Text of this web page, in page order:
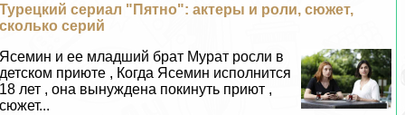
Турецкий сериал "Пятно": актеры и роли, сюжет,
сколько серий
Ясемин и ее младший брат Мурат росли в
детском приюте , Когда Ясемин исполнится
18 лет , она вынуждена покинуть приют ,
сюжет...